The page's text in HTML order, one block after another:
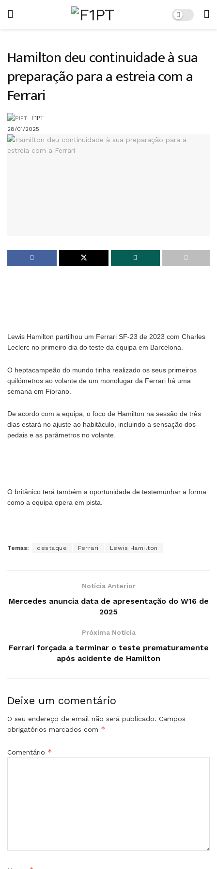
Hamilton deu continuidade à sua
preparação para a estreia com a
Ferrari
F1PT
28/01/2025
Lewis Hamilton partilhou um Ferrari SF-23 de 2023 com Charles
Leclerc no primeiro dia do teste da equipa em Barcelona.
O heptacampeão do mundo tinha realizado os seus primeiros
quilómetros ao volante de um monolugar da Ferrari há uma
semana em Fiorano.
De acordo com a equipa, o foco de Hamilton na sessão de três
dias estará no ajuste ao habitáculo, incluindo a sensação dos
pedais e as parâmetros no volante.
O britânico terá também a oportunidade de testemunhar a forma
como a equipa opera em pista.
Temas: destaque Ferrari Lewis Hamilton
Notícia Anterior
Mercedes anuncia data de apresentação do W16 de
2025
Próxima Notícia
Ferrari forçada a terminar o teste prematuramente
após acidente de Hamilton
Deixe um comentário
O seu endereço de email não será publicado. Campos
obrigatórios marcados com *
Comentário *